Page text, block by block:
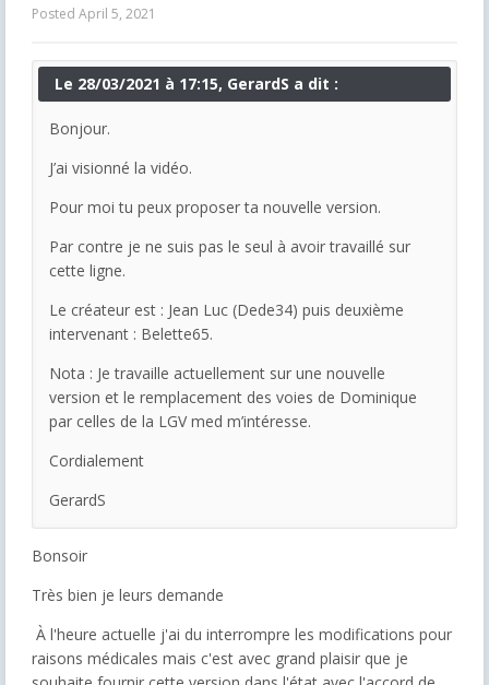
Posted April 5, 2021
Le 28/03/2021 à 17:15, GerardS a dit :
Bonjour.
J’ai visionné la vidéo.
Pour moi tu peux proposer ta nouvelle version.
Par contre je ne suis pas le seul à avoir travaillé sur
cette ligne.
Le créateur est : Jean Luc (Dede34) puis deuxième
intervenant : Belette65.
Nota : Je travaille actuellement sur une nouvelle
version et le remplacement des voies de Dominique
par celles de la LGV med m’intéresse.
Cordialement
GerardS
Bonsoir
Très bien je leurs demande
À l'heure actuelle j'ai du interrompre les modifications pour
raisons médicales mais c'est avec grand plaisir que je